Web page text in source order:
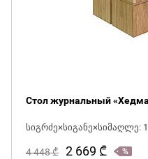
Стол журнальный
სიგრძე×სიგანე×სიმაღლე:
4 448₾ 2 669 ₾